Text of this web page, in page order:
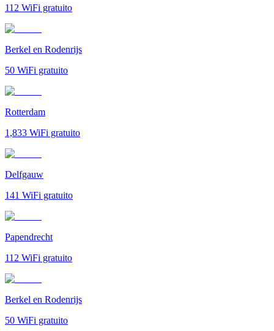
112 WiFi gratuito
Berkel en Rodenrijs
50 WiFi gratuito
Rotterdam
1,833 WiFi gratuito
Delfgauw
141 WiFi gratuito
Papendrecht
112 WiFi gratuito
Berkel en Rodenrijs
50 WiFi gratuito